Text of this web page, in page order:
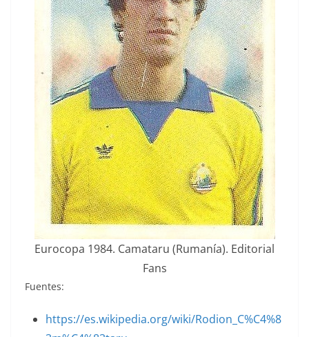
Eurocopa 1984. Camataru (Rumanía). Editorial
Fans
Fuentes:
https://es.wikipedia.org/wiki/Rodion_C%C4%8